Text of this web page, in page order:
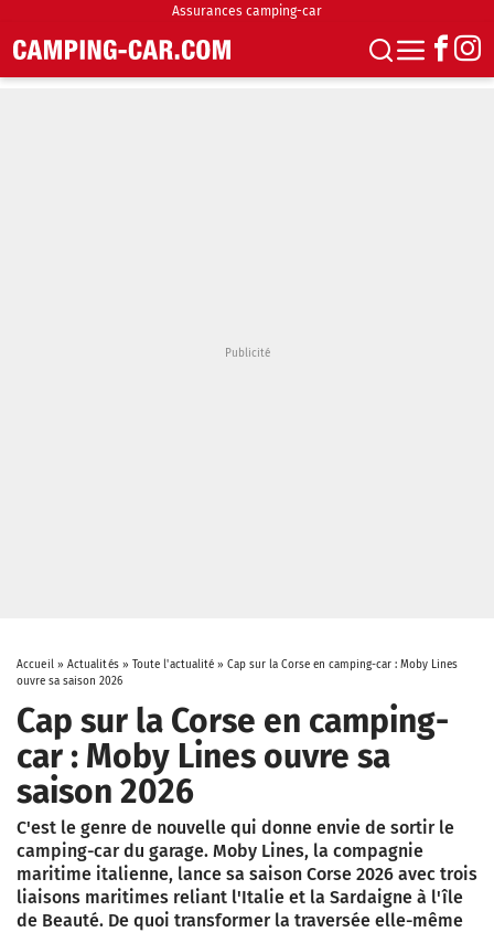
Assurances camping-car
Accueil» Actualités» Toute l'actualité »Cap sur la Corse en camping-car : Moby Lines
ouvre sa saison 2026
Cap sur la Corse en camping-
car : Moby Lines ouvre sa
saison 2026
C'est le genre de nouvelle qui donne envie de sortir le
camping-car du garage. Moby Lines, la compagnie
maritime italienne, lance sa saison Corse 2026 avec trois
liaisons maritimes reliant l'Italie et la Sardaigne à l'île
de Beauté. De quoi transformer la traversée elle-même